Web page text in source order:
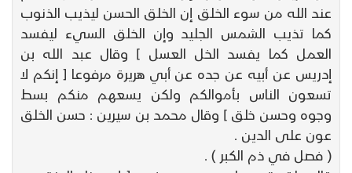
عند الله من سوء الخلق إن الخلق الحسن ليذيب الذنوب
كما تذيب الشمس الجليد وإن الخلق السيء ليفسد
العمل كما يفسد الخل العسل ] وقال عبد الله بن
إدريس عن أبيه عن جده عن أبي هريرة مرفوعا [ إنكم لا
تسعون الناس بأموالكم ولكن يسعهم منكم بسط
وجوه وحسن خلق ] وقال محمد بن سيرين : حسن الخلق
عون على الدين .
( فصل في ذم الكبر ) .